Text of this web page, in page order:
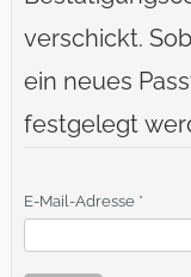
verschickt.
ein neues
festgelegt
E-Mail-Adresse*